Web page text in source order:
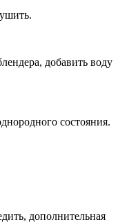
добавить воду
состояния.
дополнительная